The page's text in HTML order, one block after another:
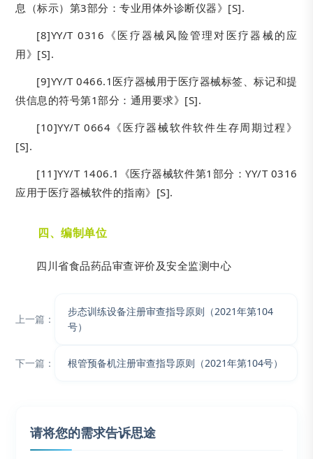
息（标示）第3部分：专业用体外诊断仪器》[S].
[8]YY/T 0316《医疗器械风险管理对医疗器械的应
用》[S].
[9]YY/T 0466.1医疗器械用于医疗器械标签、标记和提
供信息的符号第1部分：通用要求》[S].
[10]YY/T 0664《医疗器械软件软件生存周期过程》
[S].
[11]YY/T 1406.1《医疗器械软件第1部分：YY/T 0316
应用于医疗器械软件的指南》[S].
四、编制单位
四川省食品药品审查评价及安全监测中心
上一篇：
步态训练设备注册审查指导原则（2021年第104
号）
下一篇： 根管预备机注册审查指导原则（2021年第104号）
请将您的需求告诉思途